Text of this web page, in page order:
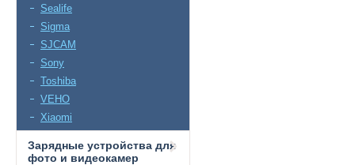
Sealife
Sigma
SJCAM
Sony
Toshiba
VEHO
Xiaomi
Зарядные устройства для
фото и видеокамер